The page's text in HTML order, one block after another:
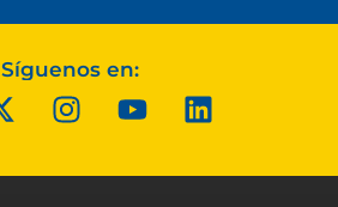
Síguenos en: